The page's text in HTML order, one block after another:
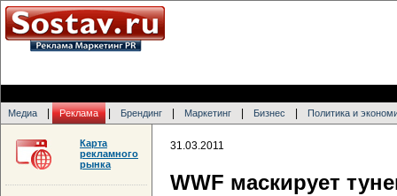
Медиа Реклама Брендинг Маркетинг Бизнес Политика и
31.03.2011
WWF маскирует
Карта
рекламного
рынка